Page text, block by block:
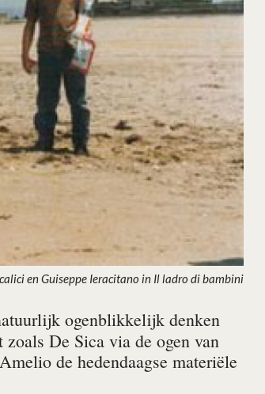
en Guiseppe Ieracitano in Il ladro di bambini
ogenblikkelijk denken
De Sica via de ogen van
de hedendaagse materiële